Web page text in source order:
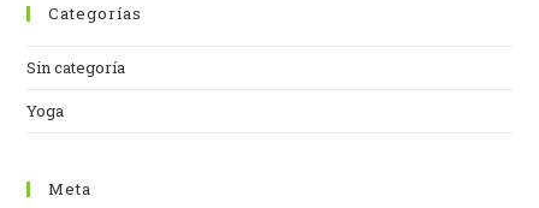
Categorías
Sin categoría
Yoga
Meta